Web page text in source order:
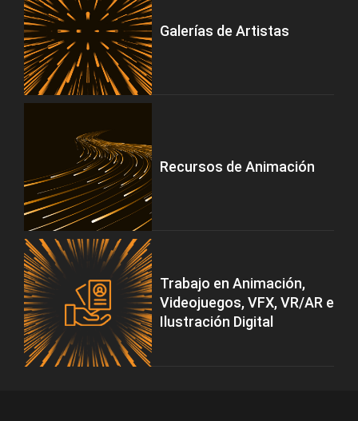
Galerías de Artistas
Recursos de Animación
Trabajo en Animación,
Videojuegos, VFX, VR/AR e
Ilustración Digital